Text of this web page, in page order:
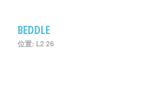
BEDDLE
位置: L2 26